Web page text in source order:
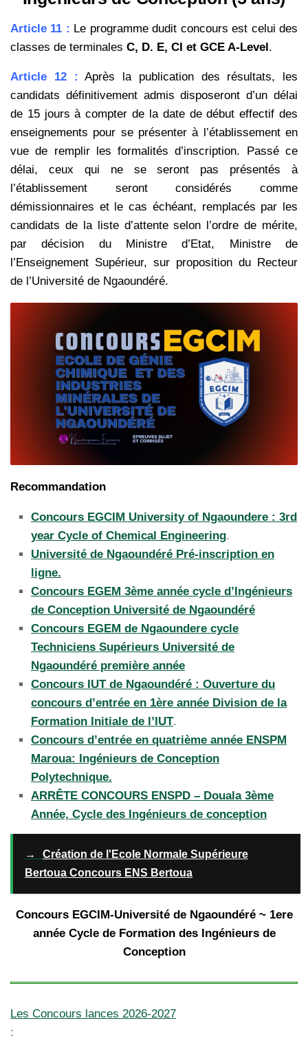
Article 11 : Le programme dudit concours est celui des
classes de terminales C, D. E, CI et GCE A-Level.
Article 12 : Après la publication des résultats, les
candidats définitivement admis disposeront d’un délai
de 15 jours à compter de la date de début effectif des
enseignements pour se présenter à l’établissement en
vue de remplir les formalités d’inscription. Passé ce
délai, ceux qui ne se seront pas présentés à
l’établissement seront considérés comme
démissionnaires et le cas échéant, remplacés par les
candidats de la liste d’attente selon l’ordre de mérite,
par décision du Ministre d’Etat, Ministre de
l’Enseignement Supérieur, sur proposition du Recteur
de l’Université de Ngaoundéré.
Recommandation
Concours EGCIM University of Ngaoundere : 3rd
year Cycle of Chemical Engineering.
Université de Ngaoundéré Pré-inscription en
ligne.
Concours EGEM 3ème année cycle d’Ingénieurs
de Conception Université de Ngaoundéré
Concours EGEM de Ngaoundere cycle
Techniciens Supérieurs Université de
Ngaoundéré première année
Concours IUT de Ngaoundéré : Ouverture du
concours d’entrée en 1ère année Division de la
Formation Initiale de l’IUT.
Concours d’entrée en quatrième année ENSPM
Maroua: Ingénieurs de Conception
Polytechnique.
ARRÊTE CONCOURS ENSPD – Douala 3ème
Année, Cycle des Ingénieurs de conception
→
Création de l'Ecole Normale Supérieure
Bertoua Concours ENS Bertoua
Concours EGCIM-Université de Ngaoundéré ~ 1ere
année Cycle de Formation des Ingénieurs de
Conception
Les Concours lances 2026-2027
: